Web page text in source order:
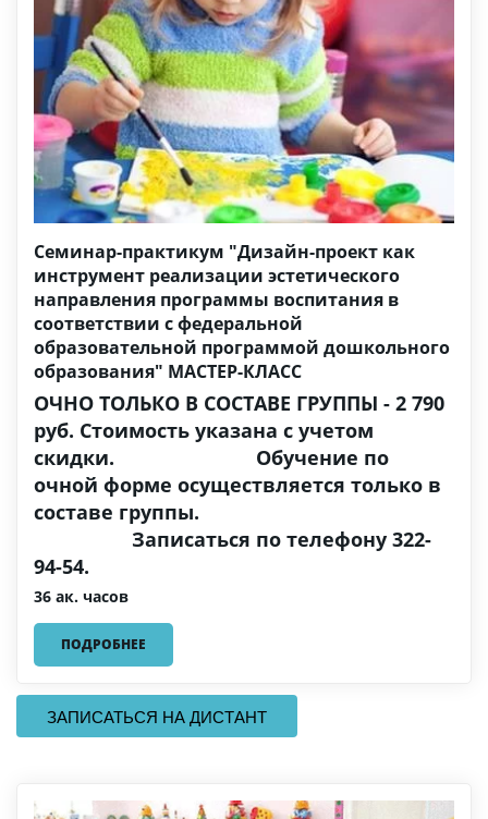
Семинар-практикум "Дизайн-проект как
инструмент реализации эстетического
направления программы воспитания в
соответствии с федеральной
образовательной программой дошкольного
образования" МАСТЕР-КЛАСС
ОЧНО ТОЛЬКО В СОСТАВЕ ГРУППЫ - 2 790
руб. Стоимость указана с учетом
скидки. Обучение по
очной форме осуществляется только в
составе группы.
Записаться по телефону 322-
94-54.
36 ак. часов
ПОДРОБНЕЕ
  ЗАПИСАТЬСЯ НА ДИСТАНТ